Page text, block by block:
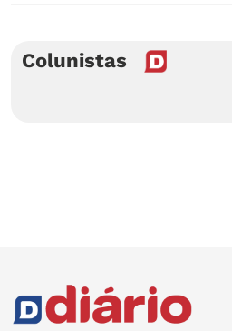
Colunistas